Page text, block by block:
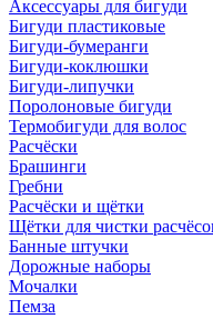
Аксессуары для бигуди
Бигуди пластиковые
Бигуди-бумеранги
Бигуди-коклюшки
Бигуди-липучки
Поролоновые бигуди
Термобигуди для волос
Расчёски
Брашинги
Гребни
Расчёски и щётки
Щётки для чистки
Банные штучки
Дорожные наборы
Мочалки
Пемза